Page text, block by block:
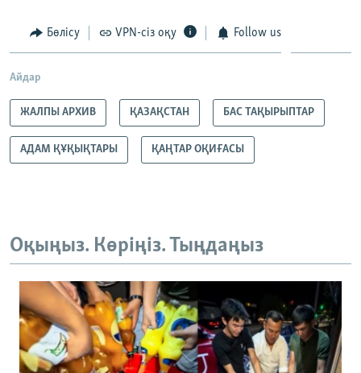
Бөлісу VPN-сіз оқу Follow us
Айдар
ЖАЛПЫ АРХИВ ҚАЗАҚСТАН БАС ТАҚЫРЫПТАР
АДАМ ҚҰҚЫҚТАРЫ ҚАҢТАР ОҚИҒАСЫ
Оқыңыз. Көріңіз. Тыңдаңыз